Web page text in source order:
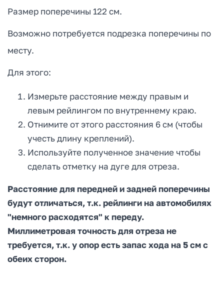
Размер поперечины 122 см.
Возможно потребуется подрезка поперечины по
месту.
Для этого:
Измерьте расстояние между правым и
левым рейлингом по внутреннему краю.
Отнимите от этого расстояния 6 см (чтобы
учесть длину креплений).
Используйте полученное значение чтобы
сделать отметку на дуге для отреза.
Расстояние для передней и задней поперечины
будут отличаться, т.к. рейлинги на автомобилях
"немного расходятся" к переду.
Миллиметровая точность для отреза не
требуется, т.к. у опор есть запас хода на 5 см с
обеих сторон.